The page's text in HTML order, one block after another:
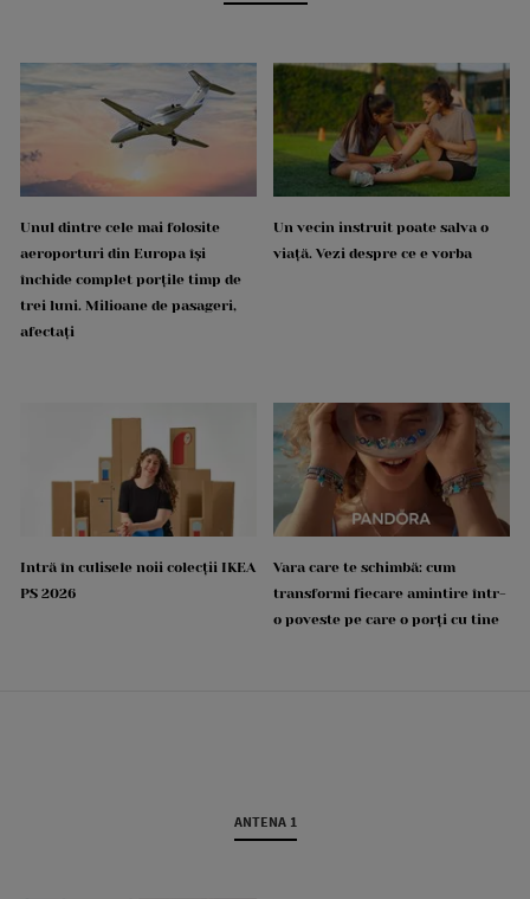
Unul dintre cele mai folosite
aeroporturi din Europa își
închide complet porțile timp de
trei luni. Milioane de pasageri,
afectați
Un vecin instruit poate salva o
viață. Vezi despre ce e vorba
Intră în culisele noii colecții IKEA
PS 2026
Vara care te schimbă: cum
transformi fiecare amintire într-
o poveste pe care o porți cu tine
ANTENA 1